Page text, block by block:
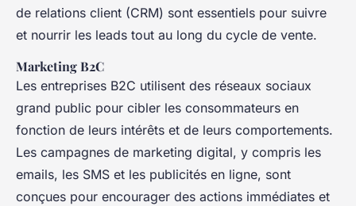
de relations client (CRM) sont essentiels pour suivre
et nourrir les leads tout au long du cycle de vente.
Marketing B2C
Les entreprises B2C utilisent des réseaux sociaux
grand public pour cibler les consommateurs en
fonction de leurs intérêts et de leurs comportements.
Les campagnes de marketing digital, y compris les
emails, les SMS et les publicités en ligne, sont
conçues pour encourager des actions immédiates et